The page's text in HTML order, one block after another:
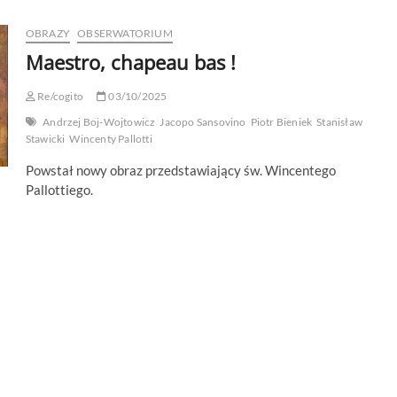
OBRAZY OBSERWATORIUM
Maestro, chapeau bas !
Re/cogito
03/10/2025
Andrzej Boj-Wojtowicz Jacopo Sansovino Piotr Bieniek Stanisław
Stawicki Wincenty Pallotti
Powstał nowy obraz przedstawiający św. Wincentego
Pallottiego.